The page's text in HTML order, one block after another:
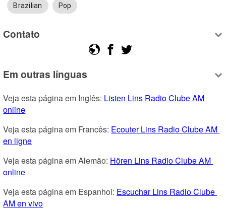
Brazilian Pop
Contato
Em outras línguas
Veja esta página em Inglês: Listen Lins Radio Clube AM
online
Veja esta página em Francês: Ecouter Lins Radio Clube AM
en ligne
Veja esta página em Alemão: Hören Lins Radio Clube AM
online
Veja esta página em Espanhol: Escuchar Lins Radio Clube
AM en vivo